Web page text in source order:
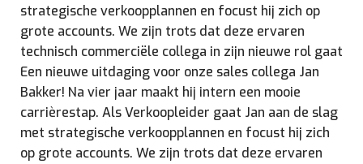
strategische verkoopplannen en focust hij zich op
grote accounts. We zijn trots dat deze ervaren
technisch commerciële collega in zijn nieuwe rol gaat
Een nieuwe uitdaging voor onze sales collega Jan
Bakker! Na vier jaar maakt hij intern een mooie
carrièrestap. Als Verkoopleider gaat Jan aan de slag
met strategische verkoopplannen en focust hij zich
op grote accounts. We zijn trots dat deze ervaren